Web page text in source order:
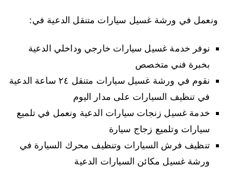
ونعمل في ورشة غسيل سيارات متنقل الدعية في:
نوفر خدمة غسيل سيارات خارجي وداخلي الدعية
بخبرة فني متخصص
نقوم في ورشة غسيل سيارات متنقل ٢٤ ساعة الدعية
في تنظيف السيارات على مدار اليوم
خدمة غسيل زنجات سيارات الدعية ونعمل في تلميع
سيارات وتلميع زجاج سيارة
تنظيف فرش السيارات وتنظيف محرك السيارة في
ورشة غسيل مكائن السيارات الدعية